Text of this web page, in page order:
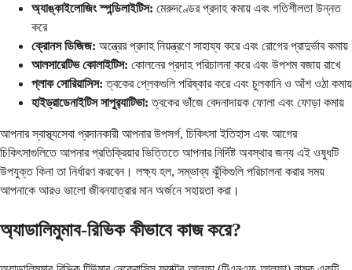
অ্যাঙ্কাইলোজিং স্পন্ডিলাইটিস: মেরুদণ্ডের প্রদাহ কমায় এবং গতিশীলতা উন্নত
করে
ক্রোনস ডিজিজ: অন্ত্রের প্রদাহ নিয়ন্ত্রণে সাহায্য করে এবং রোগের প্রাদুর্ভাব কমায়
আলসারেটিভ কোলাইটিস: কোলনের প্রদাহ পরিচালনা করে এবং উপশম বজায় রাখে
প্লাক সোরিয়াসিস: ত্বকের প্লেকগুলি পরিষ্কার করে এবং চুলকানি ও আঁশ ওঠা কমায়
হাইড্রাডেনাইটিস সাপুর‍্যাটিভা: ত্বকের ভাঁজে বেদনাদায়ক ফোলা এবং ফোড়া কমায়
আপনার স্বাস্থ্যসেবা প্রদানকারী আপনার উপসর্গ, চিকিৎসা ইতিহাস এবং আগের
চিকিৎসাগুলিতে আপনার প্রতিক্রিয়ার ভিত্তিতে আপনার নির্দিষ্ট অবস্থার জন্য এই ওষুধটি
উপযুক্ত কিনা তা নির্ধারণ করবেন। লক্ষ্য হল, সম্ভাব্য ঝুঁকিগুলি পরিচালনা করার সময়
আপনাকে আরও ভালো জীবনযাত্রার মান অর্জনে সহায়তা করা।
অ্যাডালিমুমাব-রিভিক কীভাবে কাজ করে?